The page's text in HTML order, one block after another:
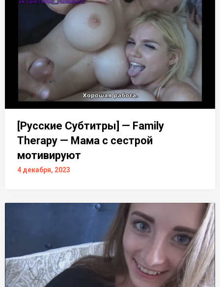
[Русские Субтитры] — Family
Therapy — Мама с сестрой
мотивируют
4 декабря, 2023